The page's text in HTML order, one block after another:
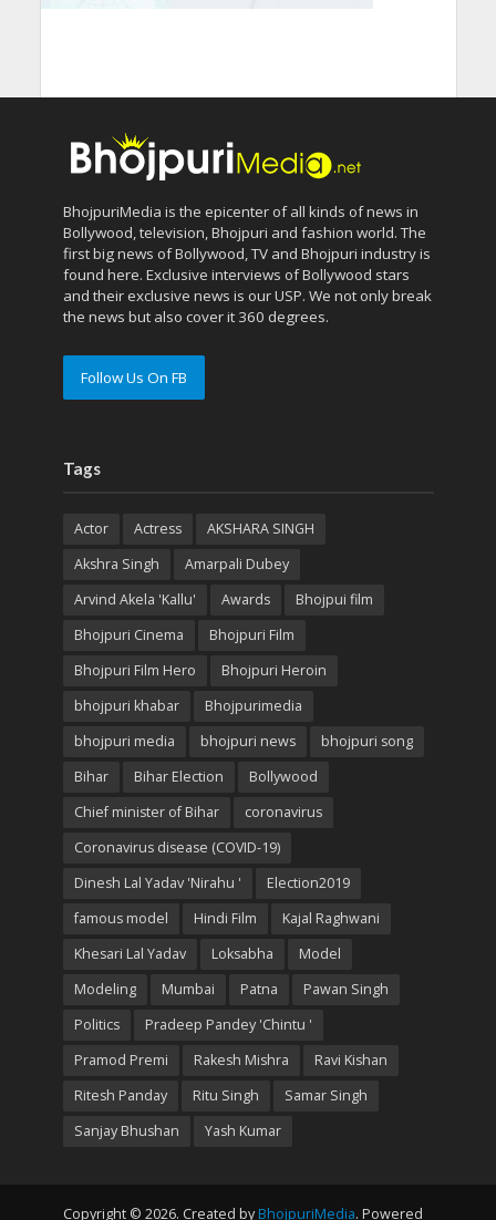
BhojpuriMedia is the epicenter of all kinds of news in
Bollywood, television, Bhojpuri and fashion world. The
first big news of Bollywood, TV and Bhojpuri industry is
found here. Exclusive interviews of Bollywood stars
and their exclusive news is our USP. We not only break
the news but also cover it 360 degrees.
Follow Us On FB
Tags
Actor Actress
AKSHARA SINGH
Akshra Singh
Amarpali Dubey
Arvind Akela 'Kallu'
Awards
Bhojpui film
Bhojpuri Cinema
Bhojpuri Film
Bhojpuri Film Hero
Bhojpuri Heroin
bhojpuri khabar
Bhojpurimedia
bhojpuri media
bhojpuri news
bhojpuri song
Bihar
Bihar Election
Bollywood
Chief minister of Bihar
coronavirus
Coronavirus disease (COVID-19)
Dinesh Lal Yadav 'Nirahu '
Election2019
famous model
Hindi Film
Kajal Raghwani
Khesari Lal Yadav
Loksabha
Model
Modeling
Mumbai Patna
Pawan Singh
Politics
Pradeep Pandey 'Chintu '
Pramod Premi
Rakesh Mishra
Ravi Kishan
Ritesh Panday
Ritu Singh
Samar Singh
Sanjay Bhushan
Yash Kumar
Copyright © 2026. Created by BhojpuriMedia. Powered